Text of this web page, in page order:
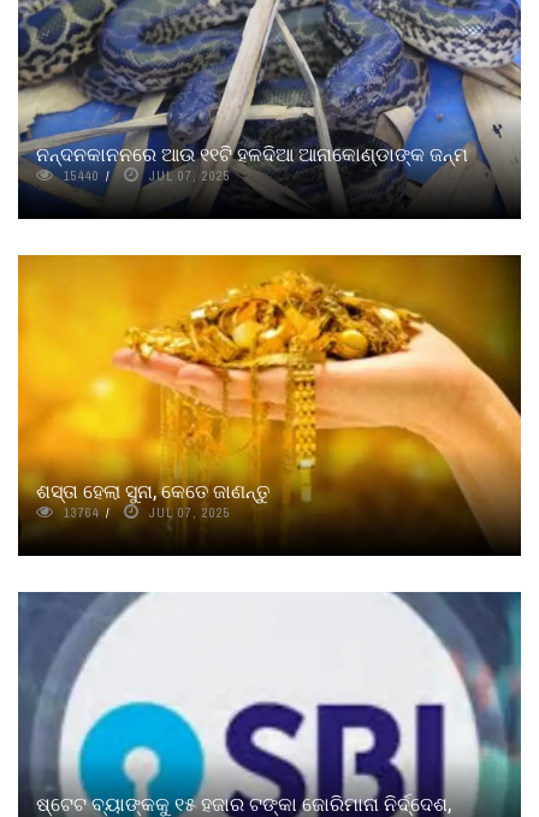
ନନ୍ଦନକାନନରେ ଆଉ ୧୧ଟି ହଳଦିଆ ଆନାକୋଣ୍ଡାଙ୍କ ଜନ୍ମ
15440 JUL 07, 2025
ଶସ୍ତା ହେଲା ସୁନା, କେତେ ଜାଣନ୍ତୁ
13764 JUL 07, 2025
ଷ୍ଟେଟ ବ୍ୟାଙ୍କକୁ ୧୫ ହଜାର ଟଙ୍କା ଜୋରିମାନା ନିର୍ଦ୍ଦେଶ,